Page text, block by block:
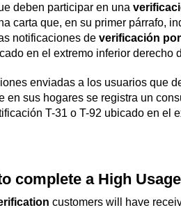
deben participar en una
carta que, en su primer párrafo,
notificaciones de verificación
en el extremo inferior derecho
enviadas a los usuarios que
en sus hogares se registra un
T-31 o T-92 ubicado en el
complete a High
customers will have